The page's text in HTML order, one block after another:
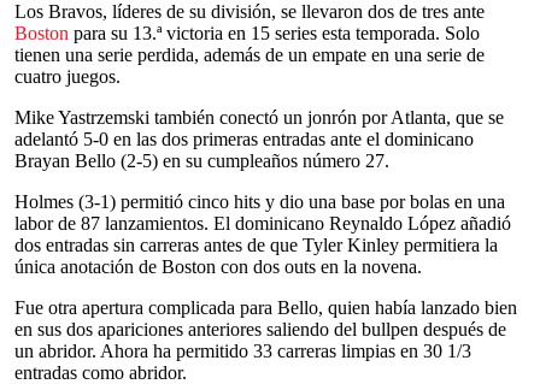
Los Bravos, líderes de su división, se llevaron dos de tres ante
Boston para su 13.ª victoria en 15 series esta temporada. Solo
tienen una serie perdida, además de un empate en una serie de
cuatro juegos.
Mike Yastrzemski también conectó un jonrón por Atlanta, que se
adelantó 5-0 en las dos primeras entradas ante el dominicano
Brayan Bello (2-5) en su cumpleaños número 27.
Holmes (3-1) permitió cinco hits y dio una base por bolas en una
labor de 87 lanzamientos. El dominicano Reynaldo López añadió
dos entradas sin carreras antes de que Tyler Kinley permitiera la
única anotación de Boston con dos outs en la novena.
Fue otra apertura complicada para Bello, quien había lanzado bien
en sus dos apariciones anteriores saliendo del bullpen después de
un abridor. Ahora ha permitido 33 carreras limpias en 30 1/3
entradas como abridor.